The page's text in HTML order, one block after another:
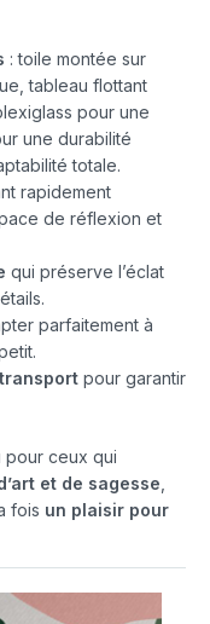
: toile montée sur
tableau flottant
pour une
une durabilité
totale.
rapidement
de réflexion et
qui préserve l’éclat
parfaitement à
pour garantir
pour ceux qui
et de sagesse
fois un plaisir pour